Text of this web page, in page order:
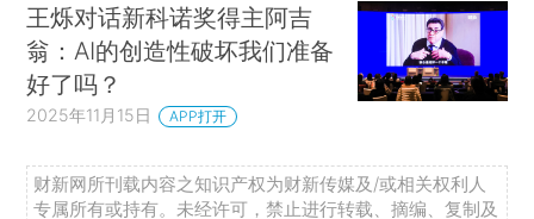
王烁对话新科诺奖得主阿吉
翁：AI的创造性破坏我们准备
好了吗？
2025年11月15日 APP打开
财新网所刊载内容之知识产权为财新传媒及/或相关权利人
专属所有或持有。未经许可，禁止进行转载、摘编、复制及